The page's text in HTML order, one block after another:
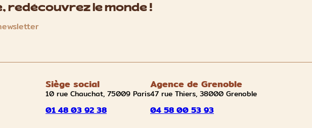
redécouvrez le monde !
Siège social
10 rue Chauchat, 75009 Paris
01 48 03 92 38
Agence de Grenoble
47 rue Thiers, 38000 Grenoble
04 58 00 53 93